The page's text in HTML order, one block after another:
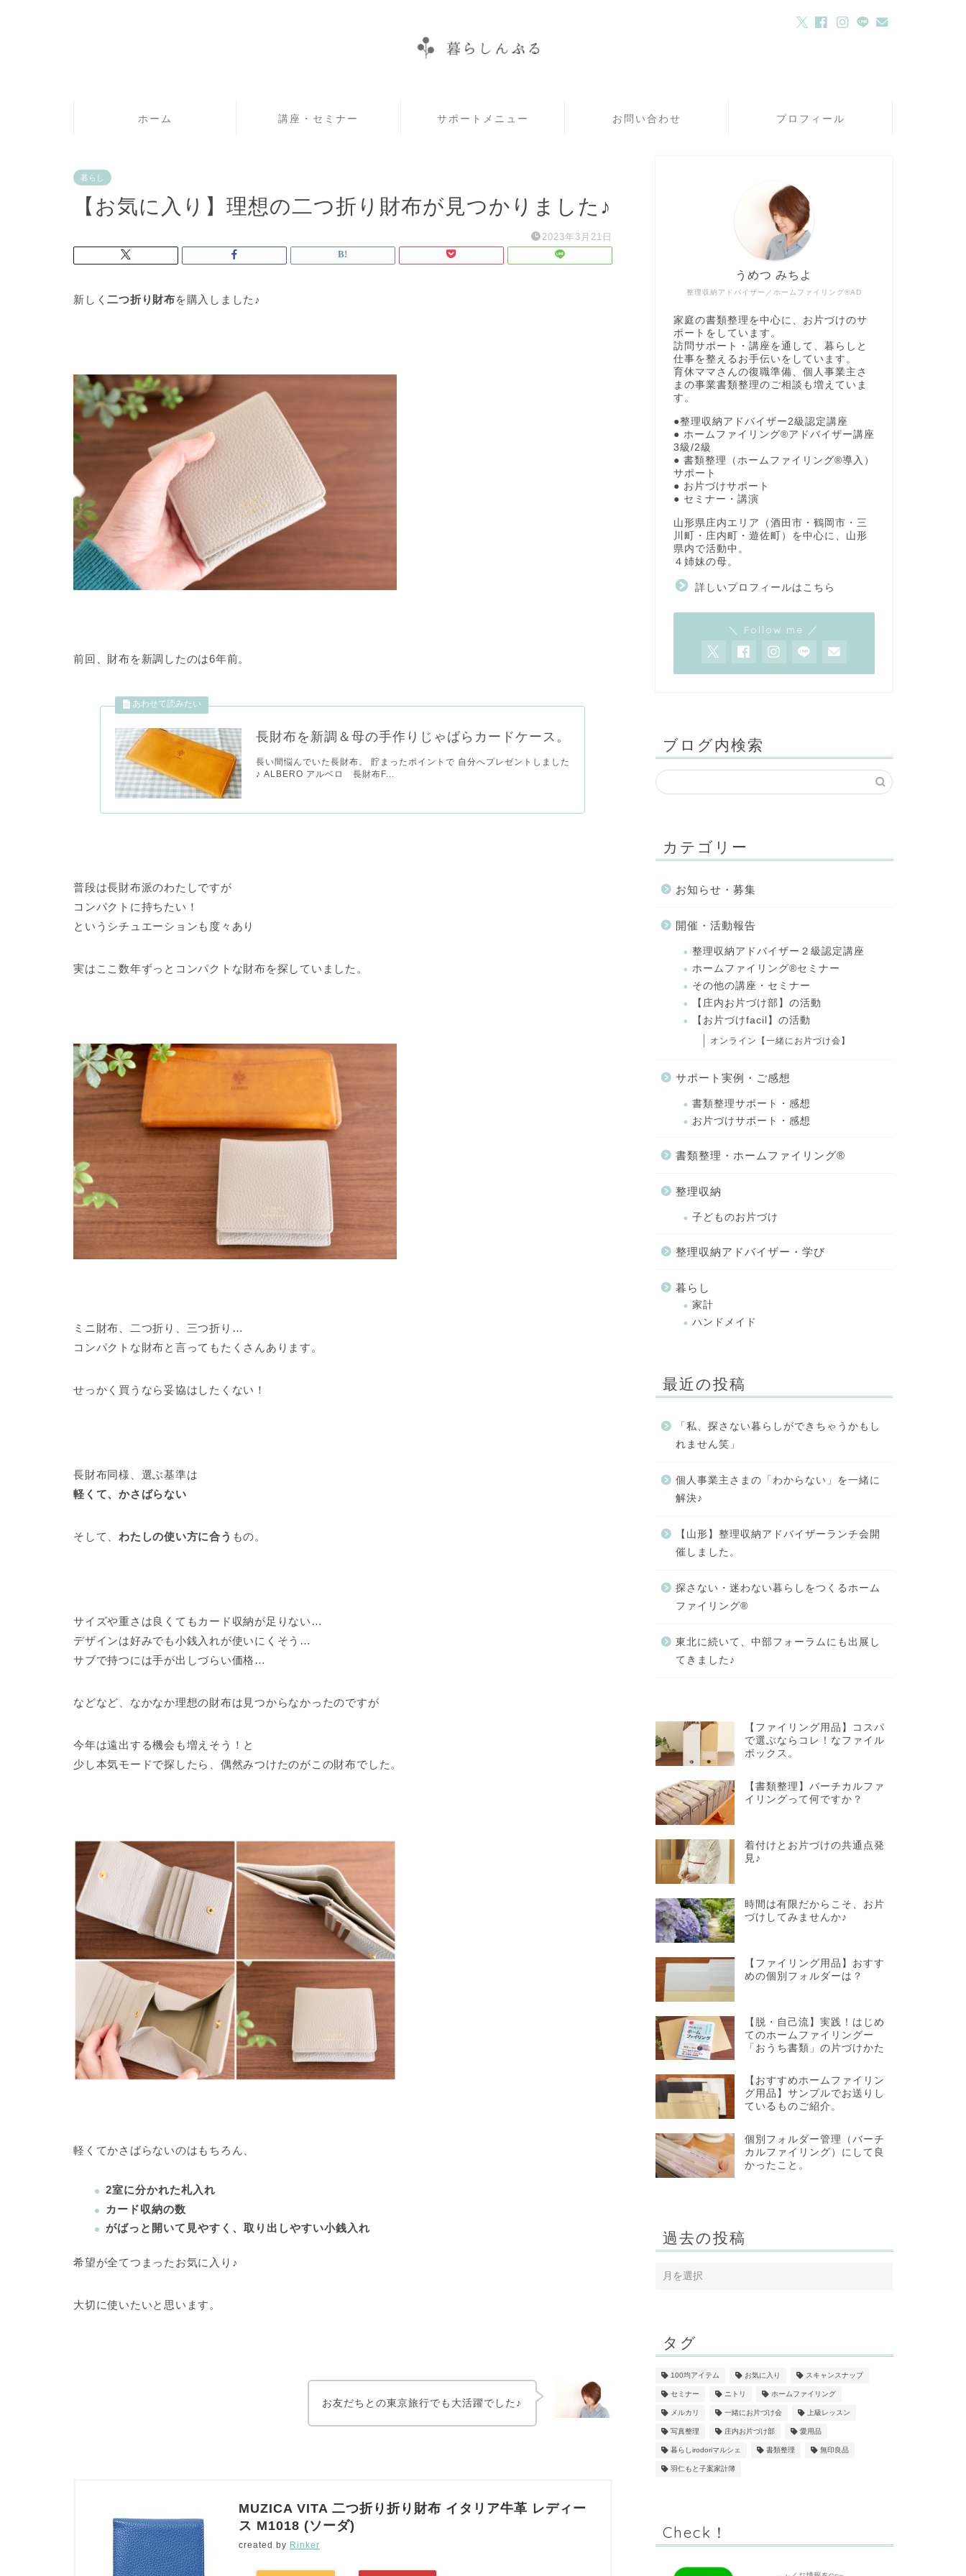
ホーム 講座・セミナー サポートメニュー お問い合わせ プロフィール
暮らし
【お気に入り】理想の二つ折り財布が見つかりました♪
2023年3月21日
新しく二つ折り財布を購入しました♪
前回、財布を新調したのは6年前。
長財布を新調＆母の手作りじゃばらカードケース。
長い間悩んでいた長財布。 貯まったポイントで 自分へプレゼントしました
♪ ALBERO アルベロ 長財布F...
普段は長財布派のわたしですが
コンパクトに持ちたい！
というシチュエーションも度々あり
実はここ数年ずっとコンパクトな財布を探していました。
ミニ財布、二つ折り、三つ折り…
コンパクトな財布と言ってもたくさんあります。
せっかく買うなら妥協はしたくない！
長財布同様、選ぶ基準は
軽くて、かさばらない
そして、 わたしの使い方に合う もの。
サイズや重さは良くてもカード収納が足りない…
デザインは好みでも小銭入れが使いにくそう…
サブで持つには手が出しづらい価格…
などなど、なかなか理想の財布は見つからなかったのですが
今年は遠出する機会も増えそう！と
少し本気モードで探したら、偶然みつけたのがこの財布でした。
軽くてかさばらないのはもちろん、
2室に分かれた札入れ
カード収納の数
がばっと開いて見やすく、取り出しやすい小銭入れ
希望が全てつまったお気に入り♪
大切に使いたいと思います。
お友だちとの東京旅行でも大活躍でした♪
MUZICA VITA 二つ折り折り財布 イタリア牛革 レディー
ス M1018 (ソーダ)
created by Rinker
整理収納アドバイザー／ホームファイリング®AD
うめつ みちよ
家庭の書類整理を中心に、お片づけのサ
ポートをしています。
訪問サポート・講座を通して、暮らしと
仕事を整えるお手伝いをしています。
育休ママさんの復職準備、個人事業主さ
まの事業書類整理のご相談も増えていま
す。
●整理収納アドバイザー2級認定講座
● ホームファイリング®アドバイザー講座
3級/2級
● 書類整理（ホームファイリング®導入）
サポート
● お片づけサポート
● セミナー・講演
山形県庄内エリア（酒田市・鶴岡市・三
川町・庄内町・遊佐町）を中心に、山形
県内で活動中。
４姉妹の母。
詳しいプロフィールはこちら
＼ Follow me ／
ブログ内検索
カテゴリー
お知らせ・募集
開催・活動報告
整理収納アドバイザー２級認定講座
ホームファイリング®セミナー
その他の講座・セミナー
【庄内お片づけ部】の活動
【お片づけfacil】の活動
オンライン【一緒にお片づけ会】
サポート実例・ご感想
書類整理サポート・感想
お片づけサポート・感想
書類整理・ホームファイリング®
整理収納
子どものお片づけ
整理収納アドバイザー・学び
暮らし
家計
ハンドメイド
最近の投稿
「私、探さない暮らしができちゃうかもし
れません笑」
個人事業主さまの「わからない」を一緒に
解決♪
【山形】整理収納アドバイザーランチ会開
催しました。
探さない・迷わない暮らしをつくるホーム
ファイリング®
東北に続いて、中部フォーラムにも出展し
てきました♪
【ファイリング用品】コスパ
で選ぶならコレ！なファイル
ボックス。
【書類整理】バーチカルファ
イリングって何ですか？
着付けとお片づけの共通点発
見♪
時間は有限だからこそ、お片
づけしてみませんか♪
【ファイリング用品】おすす
めの個別フォルダーは？
【脱・自己流】実践！はじめ
てのホームファイリングー
「おうち書類」の片づけかた
【おすすめホームファイリン
グ用品】サンプルでお送りし
ているものご紹介。
個別フォルダー管理（バーチ
カルファイリング）にして良
かったこと。
過去の投稿
タグ
100均アイテム お気に入り スキャンスナップ
セミナー ニトリ ホームファイリング
メルカリ 一緒にお片づけ会 上級レッスン
写真整理 庄内お片づけ部 愛用品
暮らしirodoriマルシェ 書類整理 無印良品
羽仁もと子案家計簿
Check！